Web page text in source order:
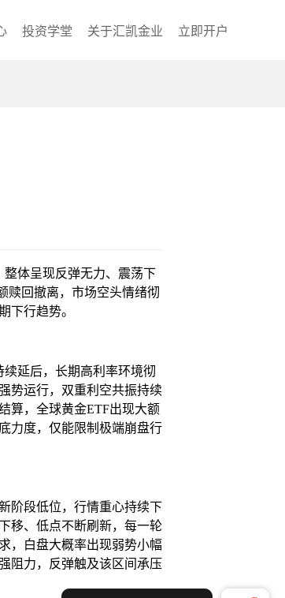
投资学堂 关于汇凯金业 立即开户
整体呈现反弹无力、震荡下
赎回撤离，市场空头情绪彻
下行趋势。
延后，长期高利率环境彻
势运行，双重利空共振持续
算，全球黄金ETF出现大额
力度，仅能限制极端崩盘行
阶段低位，行情重心持续下
移、低点不断刷新，每一轮
，白盘大概率出现弱势小幅
阻力，反弹触及该区间承压